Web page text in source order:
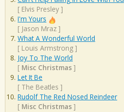
[ Elvis Presley ]
I'm Yours
[ Jason Mraz ]
What A Wonderful World
[ Louis Armstrong ]
Joy To The World
[ Misc Christmas ]
Let It Be
[ The Beatles ]
Rudolf The Red Nosed Reindeer
[ Misc Christmas ]